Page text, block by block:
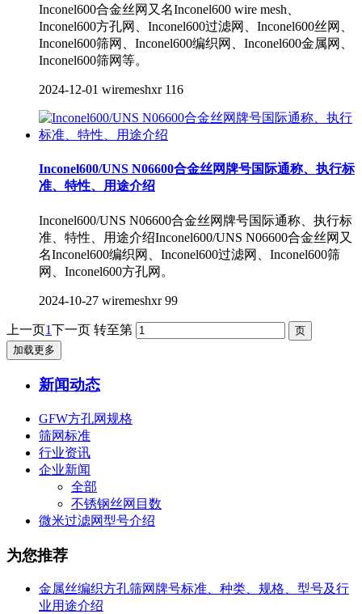
Inconel600合金丝网又名Inconel600 wire mesh、
Inconel600方孔网、Inconel600过滤网、Inconel600丝网、
Inconel600筛网、Inconel600编织网、Inconel600金属网、
Inconel600筛网等。
2024-12-01 wiremeshxr 116
Inconel600/UNS N06600合金丝网牌号国际通称、执行标
准、特性、用途介绍
Inconel600/UNS N06600合金丝网牌号国际通称、执行标
准、特性、用途介绍Inconel600/UNS N06600合金丝网又
名Inconel600编织网、Inconel600过滤网、Inconel600筛
网、Inconel600方孔网。
2024-10-27 wiremeshxr 99
上一页1下一页 转至第
加载更多
新闻动态
GFW方孔网规格
筛网标准
行业资讯
企业新闻
全部
不锈钢丝网目数
微米过滤网型号介绍
为您推荐
金属丝编织方孔筛网牌号标准、种类、规格、型号及行
业用途介绍